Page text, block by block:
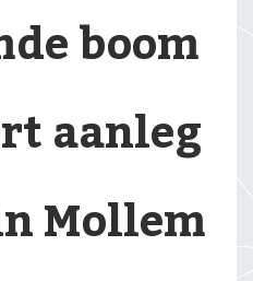
boom
aanleg
Mollem